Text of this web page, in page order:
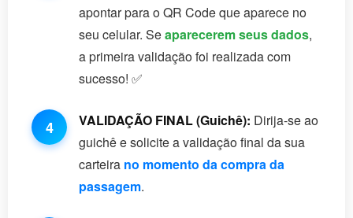
apontar para o QR Code que aparece no
seu celular. Seaparecerem seus dados,
a primeira validação foi realizada com
sucesso! ✅
4 VALIDAÇÃO FINAL (Guichê): Dirija-se ao
guichê e solicite a validação final da sua
carteira no momento da compra da
passagem.